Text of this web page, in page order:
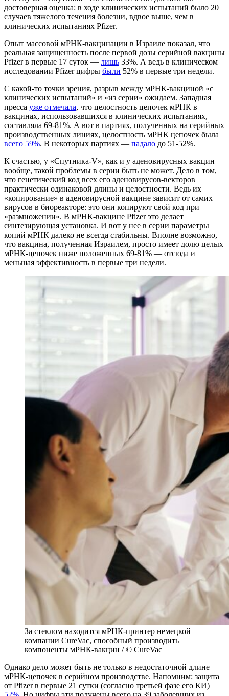
достоверная оценка: в ходе клинических испытаний было 20
случаев тяжелого течения болезни, вдвое выше, чем в
клинических испытаниях Pfizer.
Опыт массовой мРНК-вакцинации в Израиле показал, что
реальная защищенность после первой дозы серийной вакцины
Pfizer в первые 17 суток — лишь 33%. А ведь в клиническом
исследовании Pfizer цифры были 52% в первые три недели.
С какой-то точки зрения, разрыв между мРНК-вакциной «с
клинических испытаний» и «из серии» ожидаем. Западная
пресса уже отмечала, что целостность цепочек мРНК в
вакцинах, использовавшихся в клинических испытаниях,
составляла 69-81%. А вот в партиях, полученных на серийных
производственных линиях, целостность мРНК цепочек была
всего 59%. В некоторых партиях — падало до 51-52%.
К счастью, у «Спутника-V», как и у аденовирусных вакцин
вообще, такой проблемы в серии быть не может. Дело в том,
что генетический код всех его аденовирусов-векторов
практически одинаковой длины и целостности. Ведь их
«копирование» в аденовирусной вакцине зависит от самих
вирусов в биореакторе: это они копируют свой код при
«размножении». В мРНК-вакцине Pfizer это делает
синтезирующая установка. И вот у нее в серии параметры
копий мРНК далеко не всегда стабильны. Вполне возможно,
что вакцина, полученная Израилем, просто имеет долю целых
мРНК-цепочек ниже положенных 69-81% — отсюда и
меньшая эффективность в первые три недели.
За стеклом находится мРНК-принтер немецкой
компании CureVac, способный производить
компоненты мРНК-вакцин / © CureVac
Однако дело может быть не только в недостаточной длине
мРНК-цепочек в серийном производстве. Напомним: защита
от Pfizer в первые 21 сутки (согласно третьей фазе его КИ)